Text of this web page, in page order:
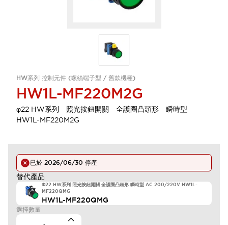
HW系列 控制元件 (螺絲端子型 / 舊款機種)
HW1L-MF220M2G
φ22 HW系列 照光按鈕開關 全護圈凸頭形 瞬時型
HW1L-MF220M2G
已於 2026/06/30 停產
替代產品
Φ22 HW系列 照光按鈕開關 全護圈凸頭形 瞬時型 AC 200/220V HW1L-
MF220QMG
HW1L-MF220QMG
選擇數量